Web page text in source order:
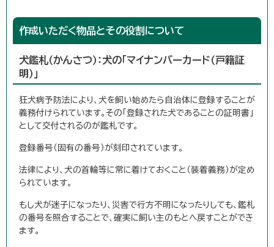
作成いただく物品とその役割について
犬鑑札（かんさつ）：犬の「マイナンバーカード（戸籍証
明）」
狂犬病予防法により、犬を飼い始めたら自治体に登録することが
義務付けられています。その「登録された犬であることの証明書」
として交付されるのが鑑札です。
登録番号（固有の番号）が刻印されています。
法律により、犬の首輪等に常に着けておくこと（装着義務）が定め
られています。
もし犬が迷子になったり、災害で行方不明になったりしても、鑑札
の番号を照合することで、確実に飼い主のもとへ戻すことができ
ます。